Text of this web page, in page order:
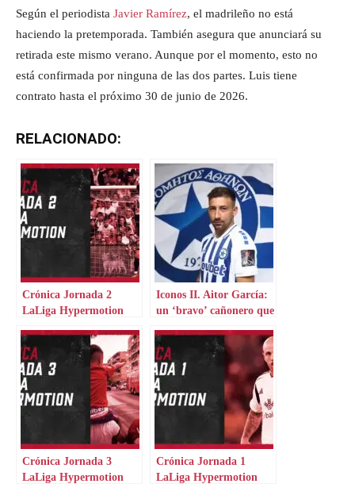
Según el periodista Javier Ramírez, el madrileño no está
haciendo la pretemporada. También asegura que anunciará su
retirada este mismo verano. Aunque por el momento, esto no
está confirmada por ninguna de las dos partes. Luis tiene
contrato hasta el próximo 30 de junio de 2026.
RELACIONADO:
Crónica Jornada 2
LaLiga Hypermotion
Iconos II. Aitor García:
un ‘bravo’ cañonero que
Crónica Jornada 3
LaLiga Hypermotion
Crónica Jornada 1
LaLiga Hypermotion